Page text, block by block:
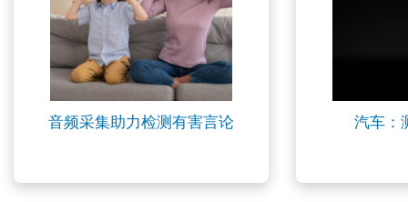
音频采集助力检测有害言论 汽车：